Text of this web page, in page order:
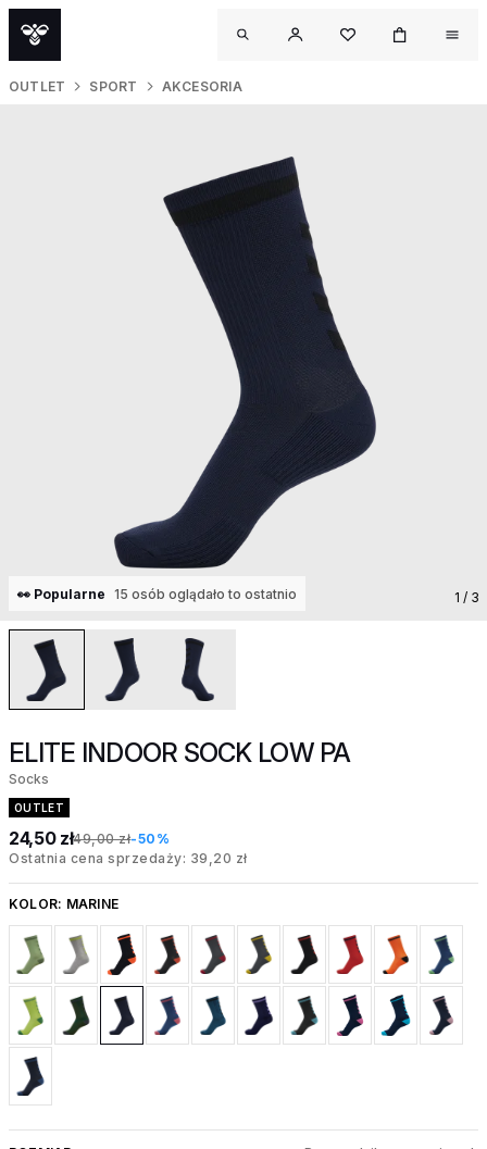
OUTLET SPORT AKCESORIA
👀 Popularne 15 osób oglądało to ostatnio 1 / 3
ELITE INDOOR SOCK LOW PA
Socks
OUTLET
24,50 zł49,00 zł-50%
Ostatnia cena sprzedaży: 39,20 zł
KOLOR: MARINE